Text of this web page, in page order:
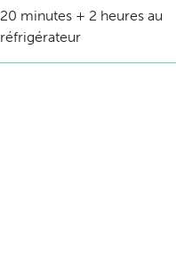
20 minutes + 2 heures au
réfrigérateur